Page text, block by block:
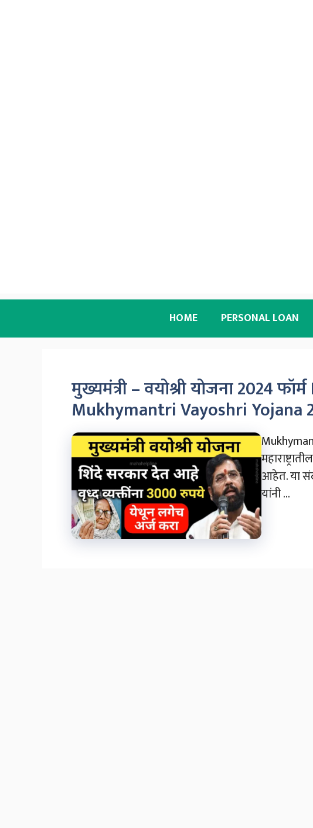
HOME PERSONAL LOAN
मुख्यमंत्री – वयोश्री योजना 2024
Mukhymantri Vayoshri Yojana
आहेत. या
यांनी ...